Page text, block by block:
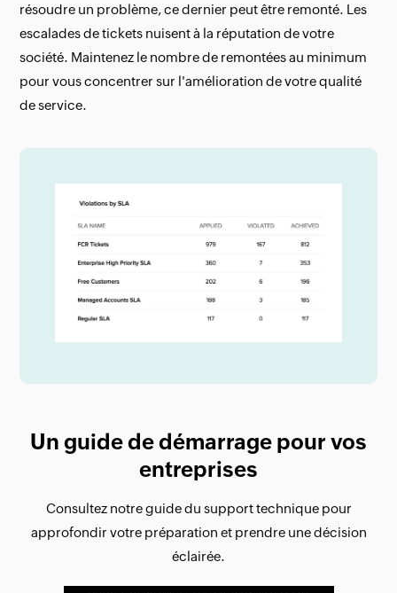
résoudre un problème, ce dernier peut être remonté. Les
escalades de tickets nuisent à la réputation de votre
société. Maintenez le nombre de remontées au minimum
pour vous concentrer sur l'amélioration de votre qualité
de service.
Un guide de démarrage pour vos
entreprises
Consultez notre guide du support technique pour
approfondir votre préparation et prendre une décision
éclairée.